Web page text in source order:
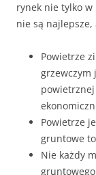
rynek nie tylko w
nie są najlepsze,
Powietrze
grzewczym
powietrznej
Powietrze
gruntowe
Nie każdy